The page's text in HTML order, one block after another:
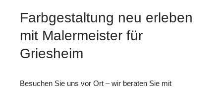
Farbgestaltung neu erleben
mit Malermeister für
Griesheim
Besuchen Sie uns vor Ort – wir beraten Sie mit